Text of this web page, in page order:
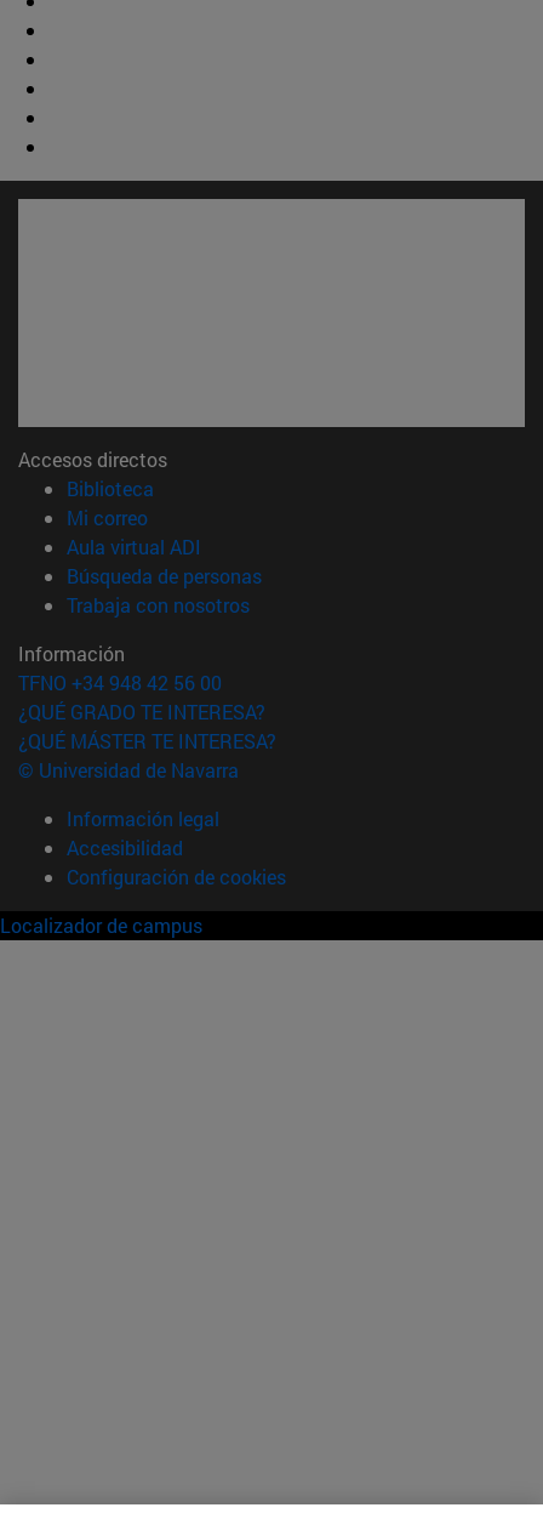
Accesos directos
Biblioteca
Mi correo(abre en nueva ventana)
Aula virtual ADI
Búsqueda de personas(abre en nueva ventana)
Trabaja con nosotros(abre en nueva ventana)
Información
TFNO +34 948 42 56 00
¿QUÉ GRADO TE INTERESA?
¿QUÉ MÁSTER TE INTERESA?
© Universidad de Navarra
Información legal
Accesibilidad
Configuración de cookies
Localizador de campus